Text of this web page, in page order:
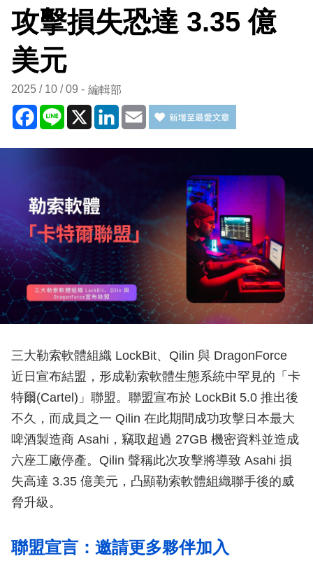
攻擊損失恐達 3.35 億
美元
2025 / 10 / 09 編輯部
Facebook
Line X LinkedIn
Email
三大勒索軟體組織 LockBit、Qilin 與 DragonForce
近日宣布結盟，形成勒索軟體生態系統中罕見的「卡
特爾(Cartel)」聯盟。聯盟宣布於 LockBit 5.0 推出後
不久，而成員之一 Qilin 在此期間成功攻擊日本最大
啤酒製造商 Asahi，竊取超過 27GB 機密資料並造成
六座工廠停產。Qilin 聲稱此次攻擊將導致 Asahi 損
失高達 3.35 億美元，凸顯勒索軟體組織聯手後的威
脅升級。
聯盟宣言：邀請更多夥伴加入